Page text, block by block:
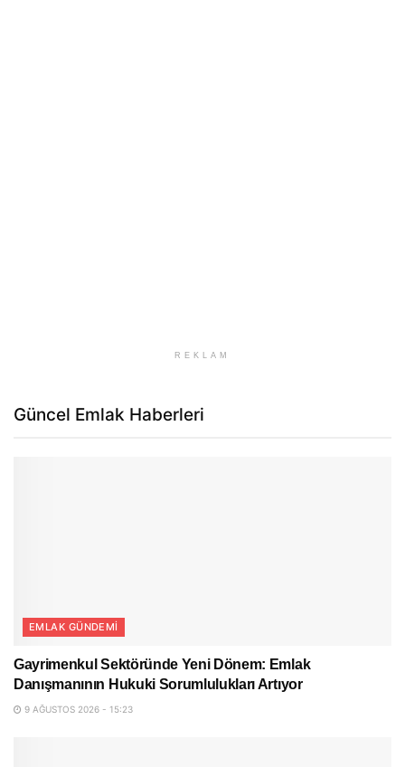
REKLAM
Güncel Emlak Haberleri
EMLAK GÜNDEMI
Gayrimenkul Sektöründe Yeni Dönem: Emlak
Danışmanının Hukuki Sorumlulukları Artıyor
9 AĞUSTOS 2026 - 15:23